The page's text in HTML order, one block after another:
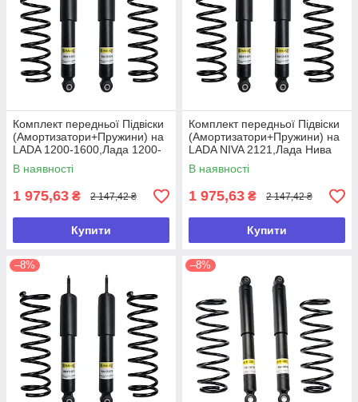
Комплект передньої Підвіски
(Амортизатори+Пружини) на
LADA 1200-1600,Лада 1200-
1600
В наявності
1 975,63 ₴ 2 147,42 ₴
Купити
Комплект передньої Підвіски
(Амортизатори+Пружини) на
LADA NIVA 2121,Лада Нива
2121
В наявності
1 975,63 ₴ 2 147,42 ₴
Купити
–8% –8%